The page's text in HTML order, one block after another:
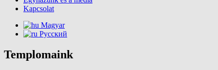
Kapcsolat
Magyar
Русский
Templomaink